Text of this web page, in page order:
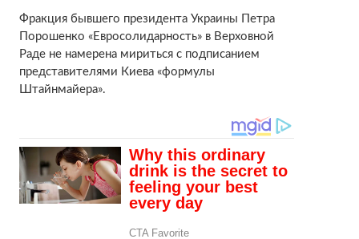
Фракция бывшего президента Украины Петра
Порошенко «Евросолидарность» в Верховной
Раде не намерена мириться с подписанием
представителями Киева «формулы
Штайнмайера».